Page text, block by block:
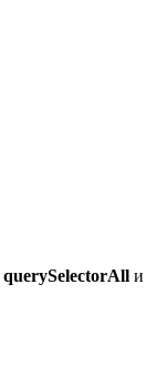
querySelectorAll и